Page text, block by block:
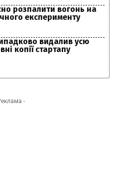
розпалити вогонь на
експерименту
видалив усю
копії стартапу
-